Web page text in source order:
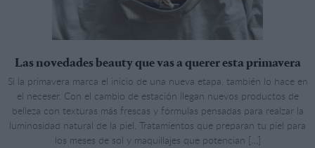
Las novedades beauty que vas a querer esta primavera
Si la primavera marca el inicio de una nueva etapa, también lo hace en
el neceser. Con el cambio de estación llegan nuevos productos de
belleza con texturas más frescas y fórmulas pensadas para realzar la
luminosidad natural de la piel. Tratamientos que preparan tu piel para
los meses de sol y maquillajes que potencian […]